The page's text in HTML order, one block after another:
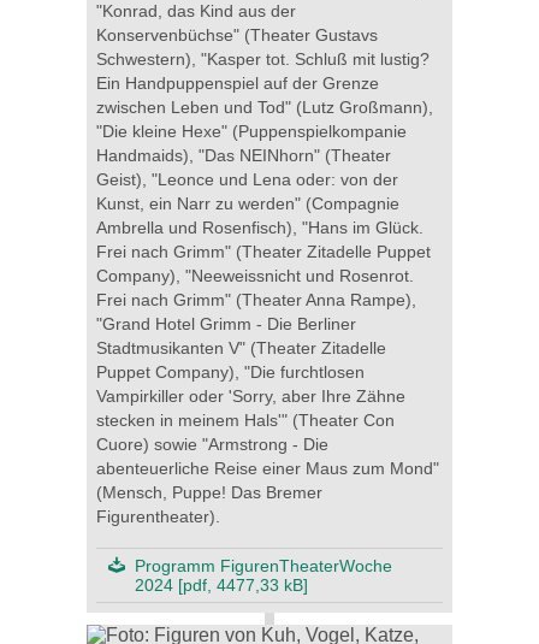
"Konrad, das Kind aus der
Konservenbüchse" (Theater Gustavs
Schwestern), "Kasper tot. Schluß mit lustig?
Ein Handpuppenspiel auf der Grenze
zwischen Leben und Tod" (Lutz Großmann),
"Die kleine Hexe" (Puppenspielkompanie
Handmaids), "Das NEINhorn" (Theater
Geist), "Leonce und Lena oder: von der
Kunst, ein Narr zu werden" (Compagnie
Ambrella und Rosenfisch), "Hans im Glück.
Frei nach Grimm" (Theater Zitadelle Puppet
Company), "Neeweissnicht und Rosenrot.
Frei nach Grimm" (Theater Anna Rampe),
"Grand Hotel Grimm - Die Berliner
Stadtmusikanten V" (Theater Zitadelle
Puppet Company), "Die furchtlosen
Vampirkiller oder 'Sorry, aber Ihre Zähne
stecken in meinem Hals'" (Theater Con
Cuore) sowie "Armstrong - Die
abenteuerliche Reise einer Maus zum Mond"
(Mensch, Puppe! Das Bremer
Figurentheater).
Programm FigurenTheaterWoche
2024 [pdf, 4477,33 kB]